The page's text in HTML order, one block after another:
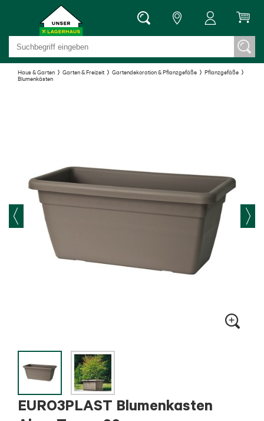
Haus & Garten Garten & Freizeit Gartendekoration & Pflanzgefäße
Pflanzgefäße
Blumenkästen
EURO3PLAST Blumenkasten